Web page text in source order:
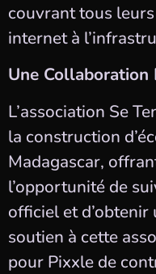
couvrant tous
internet à
Une Collaboration
L’association Se
la construction
Madagascar,
l’opportunité de
officiel et d’obtenir
soutien à cette
pour Pixxle de